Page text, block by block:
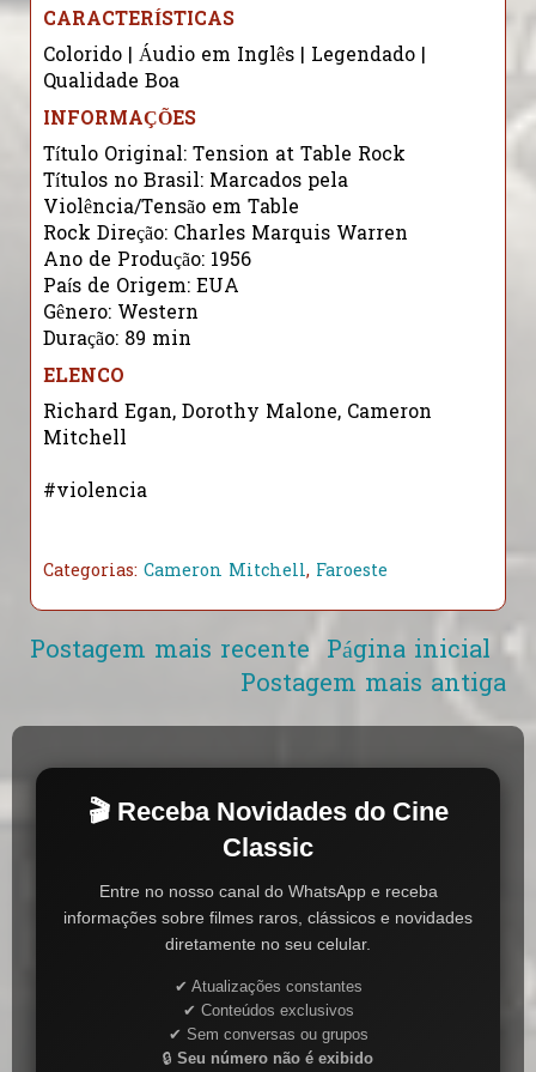
CARACTERÍSTICAS
Colorido | Áudio em Inglês | Legendado |
Qualidade Boa
INFORMAÇÕES
Título Original: Tension at Table Rock
Títulos no Brasil: Marcados pela
Violência/Tensão em Table
Rock Direção: Charles Marquis Warren
Ano de Produção: 1956
País de Origem: EUA
Gênero: Western
Duração: 89 min
ELENCO
Richard Egan, Dorothy Malone, Cameron
Mitchell
#violencia
Categorias: Cameron Mitchell, Faroeste
Postagem mais recente
Postagem mais antiga
Página inicial
🎬 Receba Novidades do Cine
Classic
Entre no nosso canal do WhatsApp e receba
informações sobre filmes raros, clássicos e novidades
diretamente no seu celular.
✔ Atualizações constantes
✔ Conteúdos exclusivos
✔ Sem conversas ou grupos
🔒 Seu número não é exibido